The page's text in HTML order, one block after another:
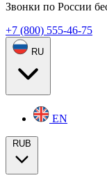
Звонки по России
+7 (800) 555-46-75
RU
EN
RUB